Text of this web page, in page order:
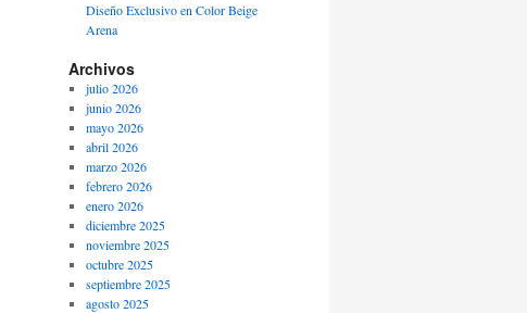
Diseño Exclusivo en Color Beige
Arena
Archivos
julio 2026
junio 2026
mayo 2026
abril 2026
marzo 2026
febrero 2026
enero 2026
diciembre 2025
noviembre 2025
octubre 2025
septiembre 2025
agosto 2025